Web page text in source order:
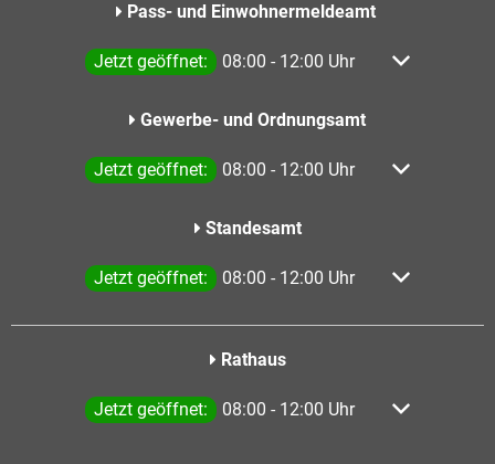
Pass- und Einwohnermeldeamt
Klicken, um weitere Öffnungs- oder Schließzeiten
Jetzt geöffnet: 08:00 - 12:00 Uhr Von 08:00
Gewerbe- und Ordnungsamt
Klicken, um weitere Öffnungs- oder Schließzeiten
Jetzt geöffnet: 08:00 - 12:00 Uhr Von 08:00
Standesamt
Klicken, um weitere Öffnungs- oder Schließzeiten
Jetzt geöffnet: 08:00 - 12:00 Uhr Von 08:00
Rathaus
Klicken, um weitere Öffnungs- oder Schließzeiten
Jetzt geöffnet: 08:00 - 12:00 Uhr Von 08:00